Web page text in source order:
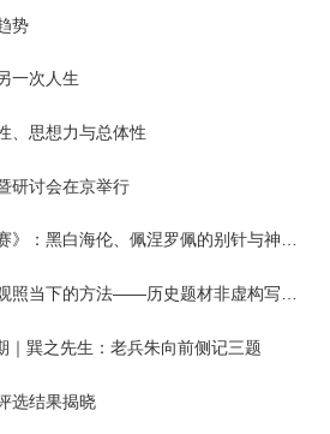
势
一次人生
、思想力与总体性
研讨会在京举行
黑白海伦、佩涅罗佩的别针与神秘入侵者
当下的方法——历史题材非虚构写作多人谈
｜巽之先生：老兵朱向前侧记三题
选结果揭晓